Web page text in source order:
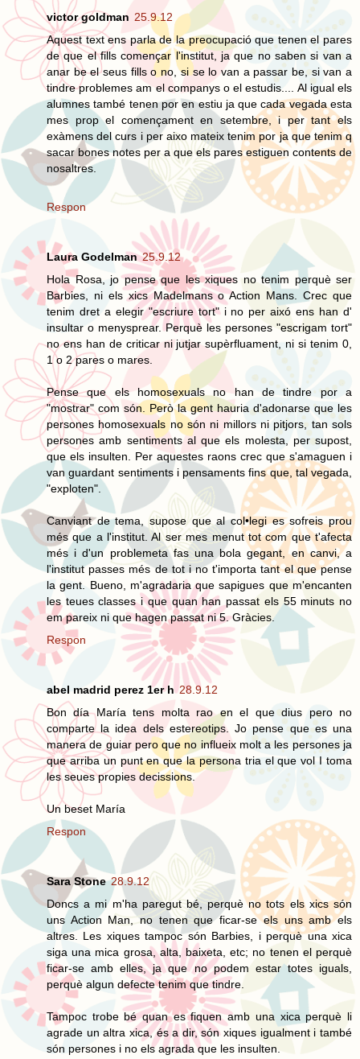
victor goldman 25.9.12
Aquest text ens parla de la preocupació que tenen el pares
de que el fills començar l'institut, ja que no saben si van a
anar be el seus fills o no, si se lo van a passar be, si van a
tindre problemes am el companys o el estudis.... Al igual els
alumnes també tenen por en estiu ja que cada vegada esta
mes prop el començament en setembre, i per tant els
exàmens del curs i per aixo mateix tenim por ja que tenim q
sacar bones notes per a que els pares estiguen contents de
nosaltres.
Respon
Laura Godelman 25.9.12
Hola Rosa, jo pense que les xiques no tenim perquè ser
Barbies, ni els xics Madelmans o Action Mans. Crec que
tenim dret a elegir "escriure tort" i no per aixó ens han d'
insultar o menysprear. Perquè les persones "escrigam tort"
no ens han de criticar ni jutjar supèrfluament, ni si tenim 0,
1 o 2 pares o mares.
Pense que els homosexuals no han de tindre por a
"mostrar" com són. Però la gent hauria d'adonarse que les
persones homosexuals no són ni millors ni pitjors, tan sols
persones amb sentiments al que els molesta, per supost,
que els insulten. Per aquestes raons crec que s'amaguen i
van guardant sentiments i pensaments fins que, tal vegada,
"exploten".
Canviant de tema, supose que al col•legi es sofreis prou
més que a l'institut. Al ser mes menut tot com que t'afecta
més i d'un problemeta fas una bola gegant, en canvi, a
l'institut passes més de tot i no t'importa tant el que pense
la gent. Bueno, m'agradaria que sapigues que m'encanten
les teues classes i que quan han passat els 55 minuts no
em pareix ni que hagen passat ni 5. Gràcies.
Respon
abel madrid perez 1er h 28.9.12
Bon día María tens molta rao en el que dius pero no
comparte la idea dels estereotips. Jo pense que es una
manera de guiar pero que no influeix molt a les persones ja
que arriba un punt en que la persona tria el que vol I toma
les seues propies decissions.
Un beset María
Respon
Sara Stone 28.9.12
Doncs a mi m'ha paregut bé, perquè no tots els xics són
uns Action Man, no tenen que ficar-se els uns amb els
altres. Les xiques tampoc són Barbies, i perquè una xica
siga una mica grosa, alta, baixeta, etc; no tenen el perquè
ficar-se amb elles, ja que no podem estar totes iguals,
perquè algun defecte tenim que tindre.
Tampoc trobe bé quan es fiquen amb una xica perquè li
agrade un altra xica, és a dir, són xiques igualment i també
són persones i no els agrada que les insulten.